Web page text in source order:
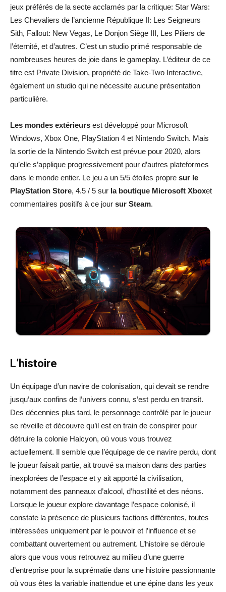
jeux préférés de la secte acclamés par la critique: Star Wars:
Les Chevaliers de l’ancienne République II: Les Seigneurs
Sith, Fallout: New Vegas, Le Donjon Siège III, Les Piliers de
l’éternité, et d’autres. C’est un studio primé responsable de
nombreuses heures de joie dans le gameplay. L’éditeur de ce
titre est Private Division, propriété de Take-Two Interactive,
également un studio qui ne nécessite aucune présentation
particulière.
Les mondes extérieurs est développé pour Microsoft
Windows, Xbox One, PlayStation 4 et Nintendo Switch. Mais
la sortie de la Nintendo Switch est prévue pour 2020, alors
qu’elle s’applique progressivement pour d’autres plateformes
dans le monde entier. Le jeu a un 5/5 étoiles propre sur le
PlayStation Store, 4.5 / 5 sur la boutique Microsoft Xboxet
commentaires positifs à ce jour sur Steam.
L’histoire
Un équipage d’un navire de colonisation, qui devait se rendre
jusqu’aux confins de l’univers connu, s’est perdu en transit.
Des décennies plus tard, le personnage contrôlé par le joueur
se réveille et découvre qu’il est en train de conspirer pour
détruire la colonie Halcyon, où vous vous trouvez
actuellement. Il semble que l’équipage de ce navire perdu, dont
le joueur faisait partie, ait trouvé sa maison dans des parties
inexplorées de l’espace et y ait apporté la civilisation,
notamment des panneaux d’alcool, d’hostilité et des néons.
Lorsque le joueur explore davantage l’espace colonisé, il
constate la présence de plusieurs factions différentes, toutes
intéressées uniquement par le pouvoir et l’influence et se
combattant ouvertement ou autrement. L’histoire se déroule
alors que vous vous retrouvez au milieu d’une guerre
d’entreprise pour la suprématie dans une histoire passionnante
où vous êtes la variable inattendue et une épine dans les yeux